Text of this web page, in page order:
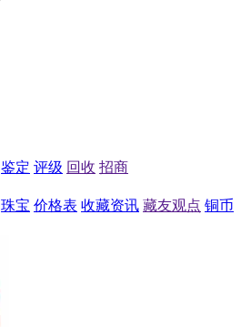
鉴定 评级 回收 招商
珠宝 价格表 收藏资讯 藏友观点 铜币